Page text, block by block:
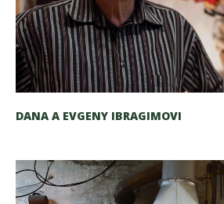
DANA A EVGENY IBRAGIMOVI